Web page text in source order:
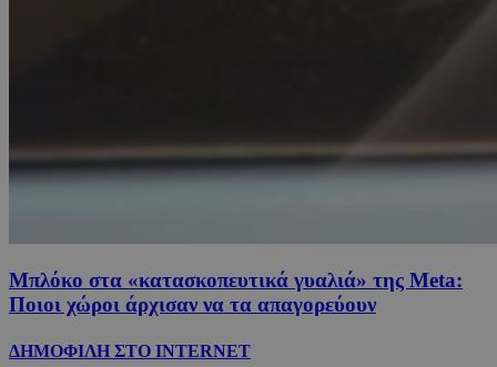
Μπλόκο στα «κατασκοπευτικά γυαλιά» της Μeta:
Ποιοι χώροι άρχισαν να τα απαγορεύουν
ΔΗΜΟΦΙΛΗ ΣΤΟ INTERNET